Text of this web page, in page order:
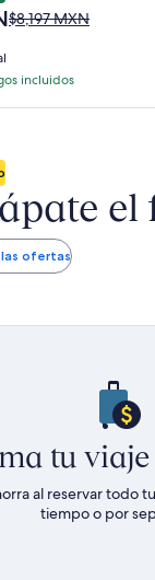
El
era
sobre
la
tarifa
estándar.
$8,197 MXN
incluidos
el
ofertas
tu
al reservar todo
tiempo o por